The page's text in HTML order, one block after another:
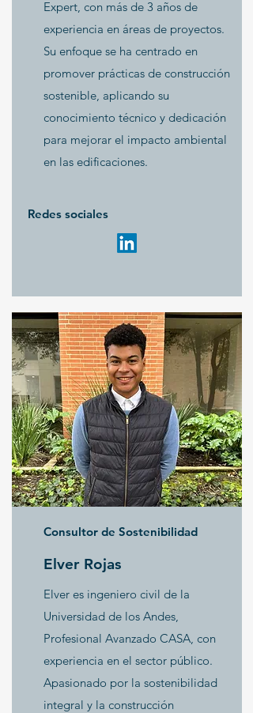
Expert, con más de 3 años de
experiencia en áreas de proyectos.
Su enfoque se ha centrado en
promover prácticas de construcción
sostenible, aplicando su
conocimiento técnico y dedicación
para mejorar el impacto ambiental
en las edificaciones.
Redes sociales
Consultor de Sostenibilidad
Elver Rojas
Elver es ingeniero civil de la
Universidad de los Andes,
Profesional Avanzado CASA, con
experiencia en el sector público.
Apasionado por la sostenibilidad
integral y la construcción